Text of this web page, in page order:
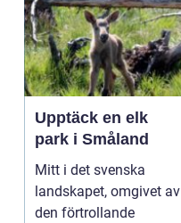
Upptäck en elk
park i Småland
Mitt i det svenska
landskapet, omgivet av
den förtrollande